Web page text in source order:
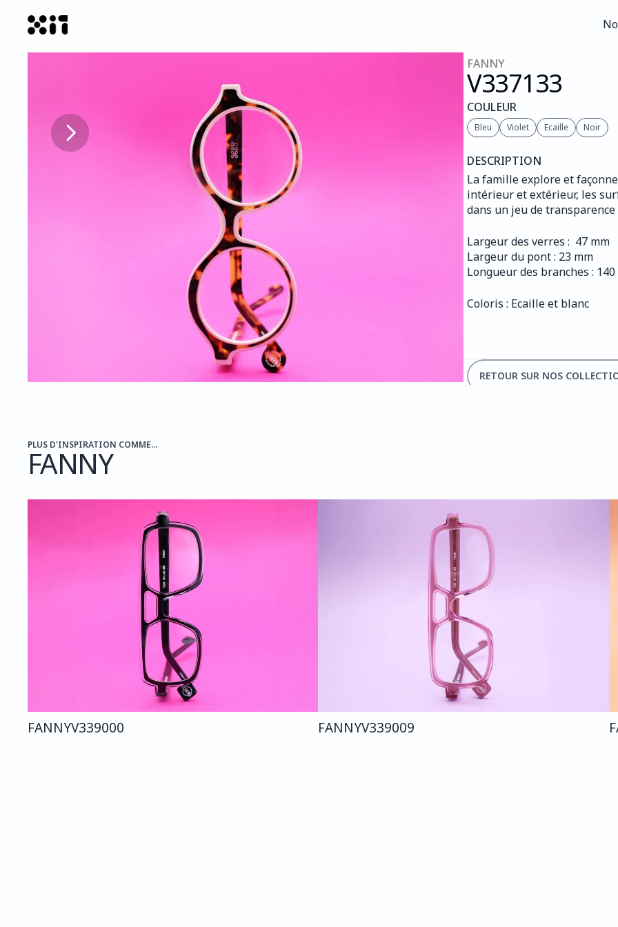
FANNY
V337133
COULEUR
Bleu Violet Ecaille Noir
DESCRIPTION
La famille explore et
intérieur et extérieur, les
dans un jeu de
Largeur des verres :  47 mm
Largeur du pont : 23 mm
Longueur des branches :
Coloris : Ecaille et blanc
RETOUR SUR NOS
PLUS D'INSPIRATION COMME...
FANNY
FANNYV339000 FANNYV339009